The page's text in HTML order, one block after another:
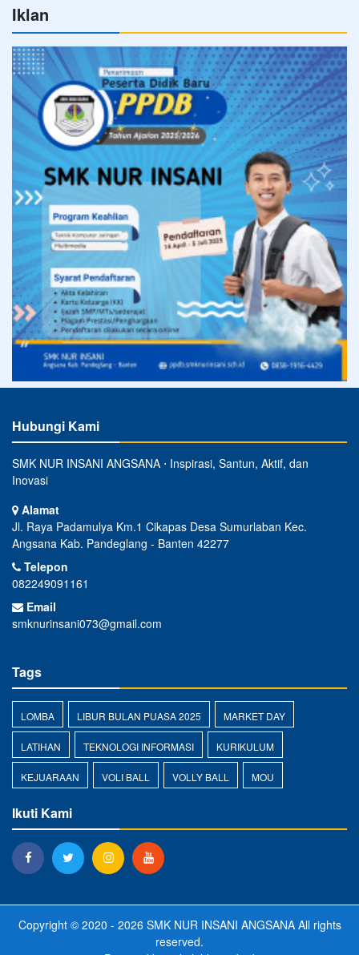
Iklan
Hubungi Kami
SMK NUR INSANI ANGSANA ⋅ Inspirasi, Santun, Aktif, dan
Inovasi
Alamat
Jl. Raya Padamulya Km.1 Cikapas Desa Sumurlaban Kec.
Angsana Kab. Pandeglang - Banten 42277
Telepon
082249091161
Email
smknurinsani073@gmail.com
Tags
LOMBA LIBUR BULAN PUASA 2025 MARKET DAY
LATIHAN TEKNOLOGI INFORMASI KURIKULUM
KEJUARAAN VOLI BALL VOLLY BALL MOU
Ikuti Kami
Copyright © 2020 - 2026 SMK NUR INSANI ANGSANAAll rights
reserved.